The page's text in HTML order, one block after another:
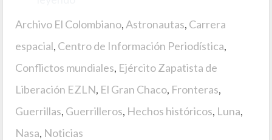
Archivo El Colombiano,Astronautas, Carrera
espacial, Centro de Información Periodística,
Conflictos mundiales, Ejército Zapatista de
Liberación EZLN, El Gran Chaco, Fronteras,
Guerrillas, Guerrilleros, Hechos históricos, Luna,
Nasa, Noticias